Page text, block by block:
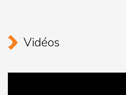
Vidéos